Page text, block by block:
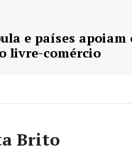
e países apoiam
livre-comércio
Brito